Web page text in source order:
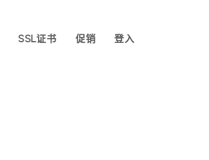
SSL证书 促销 登入